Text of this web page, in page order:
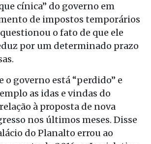
cínica” do governo em
de impostos temporários
o fato de que ele
por um determinado prazo
o governo está “perdido” e
as idas e vindas do
à proposta de nova
nos últimos meses. Disse
do Planalto errou ao